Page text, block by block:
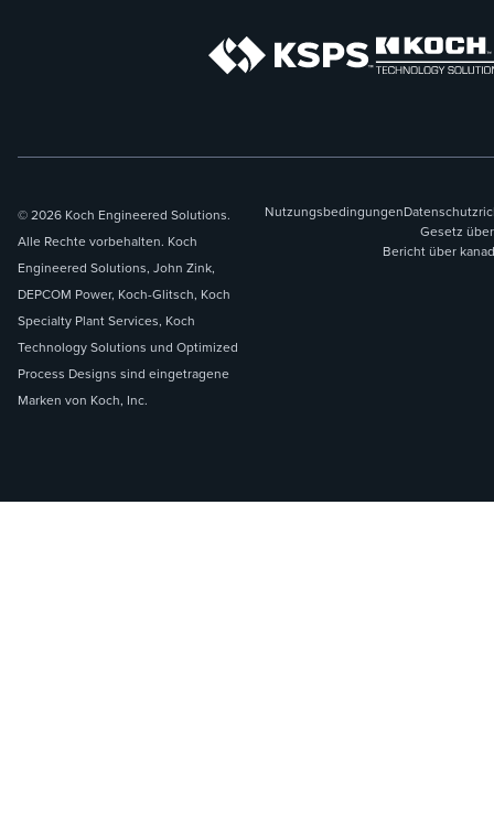
© 2026 Koch Engineered Solutions.
Alle Rechte vorbehalten. Koch
Engineered Solutions, John Zink,
DEPCOM Power, Koch-Glitsch, Koch
Specialty Plant Services, Koch
Technology Solutions und Optimized
Process Designs sind eingetragene
Marken von Koch, Inc.
Nutzungsbedingungen
Gesetz
Bericht über